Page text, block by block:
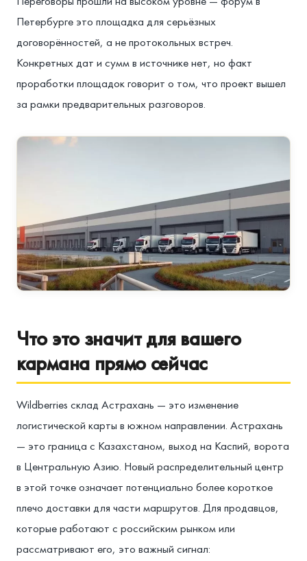
Петербурге это площадка для серьёзных
договорённостей, а не протокольных встреч.
Конкретных дат и сумм в источнике нет, но факт
проработки площадок говорит о том, что проект вышел
за рамки предварительных разговоров.
Что это значит для вашего
кармана прямо сейчас
Wildberries склад Астрахань — это изменение
логистической карты в южном направлении. Астрахань
— это граница с Казахстаном, выход на Каспий, ворота
в Центральную Азию. Новый распределительный центр
в этой точке означает потенциально более короткое
плечо доставки для части маршрутов. Для продавцов,
которые работают с российским рынком или
рассматривают его, это важный сигнал: